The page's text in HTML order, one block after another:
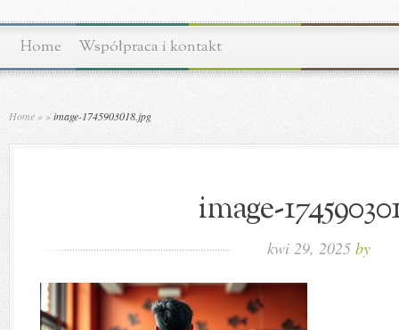
Home Współpraca i kontakt
Home » »image-1745903018.jpg
image-
kwi 29, 2025 by